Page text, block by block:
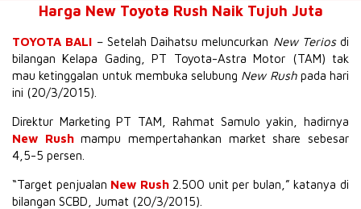
Harga New Toyota Rush Naik Tujuh Juta
TOYOTA BALI – Setelah Daihatsu meluncurkan New Teriosdi
bilangan Kelapa Gading, PT Toyota-Astra Motor (TAM) tak
mau ketinggalan untuk membuka selubung New Rushpada hari
ini (20/3/2015).
Direktur Marketing PT TAM, Rahmat Samulo yakin, hadirnya
New Rushmampu mempertahankan market share sebesar
4,5-5 persen.
“Target penjualan New Rush2.500 unit per bulan,” katanya di
bilangan SCBD, Jumat (20/3/2015).